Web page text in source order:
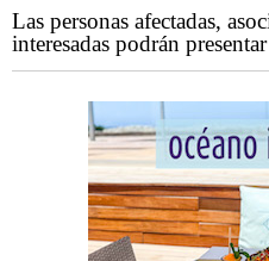
Las personas afectadas,
interesadas podrán